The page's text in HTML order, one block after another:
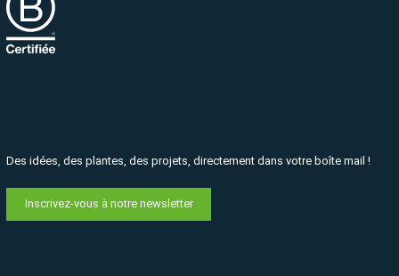
Des idées, des plantes, des projets, directement dans votre boîte mail !
Inscrivez-vous à notre newsletter